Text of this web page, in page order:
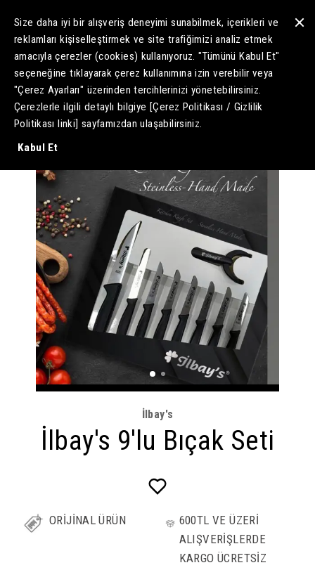
Size daha iyi bir alışveriş deneyimi sunabilmek, içerikleri ve
reklamları kişiselleştirmek ve site trafiğimizi analiz etmek
amacıyla çerezler (cookies) kullanıyoruz. "Tümünü Kabul Et"
seçeneğine tıklayarak çerez kullanımına izin verebilir veya
"Çerez Ayarları" üzerinden tercihlerinizi yönetebilirsiniz.
Çerezlerle ilgili detaylı bilgiye [Çerez Politikası / Gizlilik
Politikası linki] sayfamızdan ulaşabilirsiniz.
Kabul Et
Bıçak Seti
İlbay's
İlbay's 9'lu Bıçak Seti
ORİJİNAL ÜRÜN
600TL VE ÜZERİ
ALIŞVERİŞLERDE
KARGO ÜCRETSİZ